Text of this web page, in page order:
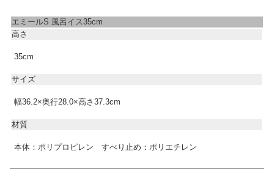
エミールS 風呂イス35cm
高さ
35cm
サイズ
幅36.2×奥行28.0×高さ37.3cm
材質
本体：ポリプロピレン すべり止め：ポリエチレン